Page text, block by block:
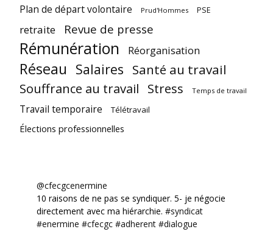
Plan de départ volontaire Prud'Hommes PSE
retraite Revue de presse
Rémunération Réorganisation
Réseau Salaires Santé au travail
Souffrance au travail Stress Temps de travail
Travail temporaire Télétravail
Élections professionnelles
@cfecgcenermine
10 raisons de ne pas se syndiquer. 5- je négocie
directement avec ma hiérarchie. #syndicat
#enermine #cfecgc #adherent #dialogue